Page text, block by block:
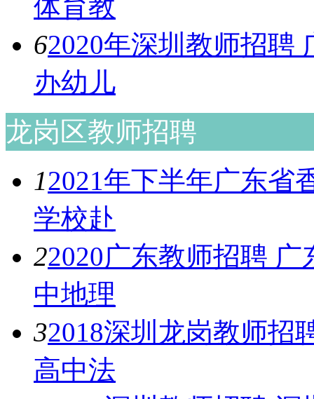
体育教
62020年深圳教师招聘
办幼儿
龙岗区教师招聘
12021年下半年广东省
学校赴
22020广东教师招聘
中地理
32018深圳龙岗教师招
高中法